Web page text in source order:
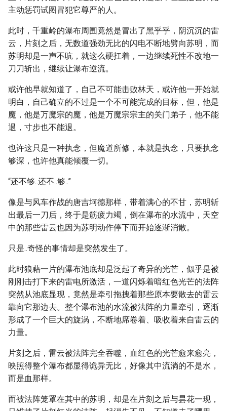
主动惩罚试图冒犯它尊严的人。
此时，千重岭的瀑布周围竟然是冒出了黑乎乎，阴沉沉的雷
云，片刻之后，无数道强劲无比的闪电不断地劈向苏明，而
苏明却是一声不吭，就这么硬扛着，一边继续死性不改地一
刀刀斩出，继续让瀑布逆流。
或许他早就知道了，自己不可能击败林天，或许他一开始就
明白，自己确立的不过是一个不可能完成的目标，但，他是
魔，他是万魔宗的魔，他是万魔宗宗主的关门弟子，他不能
退，寸步也不能退。
也许这只是一种执念，但魔道所修，本就是执念，只要执念
够深，也许他真能倾覆一切。
“还不够..还不..够..”
像是与风车作战的唐吉坷德那样，带着满心的不甘，苏明斩
出最后一刀后，终于是筋疲力竭，倒在瀑布的水流中，天空
中的那些雷云也因为苏明动作停下而开始逐渐消散。
只是..奇怪的事情却是突然发生了。
此时狼藉一片的瀑布池底却是泛起了奇异的光芒，似乎是被
刚刚击打下来的雷电所激活，一道闪烁着暗红色光芒的法阵
突然从池底显现，竟然是牵引拖拽着那些原本要散去的雷云
靠向它那边去。整个瀑布池的水流被法阵的力量牵引，逐渐
形成了一个巨大的旋涡，不断地席卷着、吸收着来自雷云的
力量。
片刻之后，雷云被法阵完全吞噬，血红色的光芒愈来愈亮，
映照得整个瀑布都显得诡异无比，好像其中流淌的不是水，
而是血那样。
而被法阵笼罩在其中的苏明，却是在片刻之后与昙花一现，